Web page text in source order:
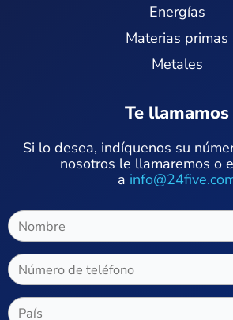
Energías
Materias primas
Metales
Te llamamos
Si lo desea, indíquenos su
nosotros le llamaremos o
a